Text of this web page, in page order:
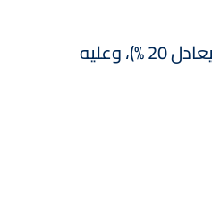
5.2 ) تقييم كل عضو من الأعضاء الثلاثة بلجنة القسم تقييما منفردا للمرشح (ويعادل 5% لكل عضو) ويدخل ضمن حساب الكمية ” ق” (ويعادل 20 %)، وعليه